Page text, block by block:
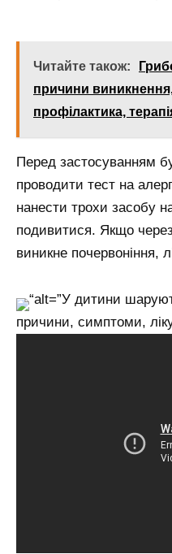
Читайте також:
причини
профілактика,
Перед застосуванням
проводити тест на
нанести трохи засобу
подивитися. Якщо
виникне почервоніння,
“alt=”У дитини
причини, симптоми,